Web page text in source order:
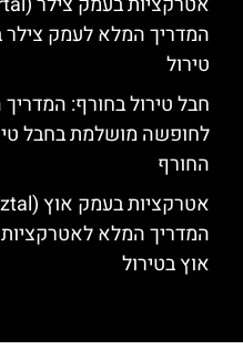
המדריך המלא לעמק צילר
טירול
חבל טירול בחורף:
לחופשה מושלמת בחבל
החורף
המדריך המלא
אוץ בטירול